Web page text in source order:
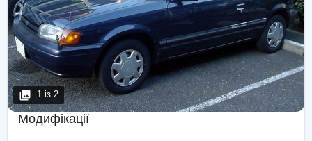
1 із 2
Модифікації